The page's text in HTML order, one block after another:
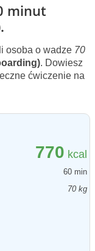
minut
.
osoba o wadze 70
. Dowiesz
ćwiczenie na
770 kcal
60 min
70 kg